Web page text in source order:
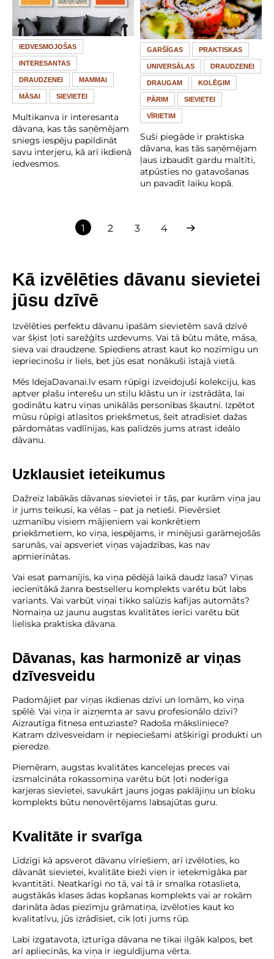
IEDVESMOJOŠAS
INTERESANTAS
DRAUDZENEI MAMMAI
MĀSAI SIEVIETEI
Multikanva ir interesanta
dāvana, kas tās saņēmējam
sniegs iespēju papildināt
savu interjeru, kā arī ikdienā
iedvesmos.
GARŠĪGAS PRAKTISKAS
UNIVERSĀLAS DRAUDZENEI
DRAUGAM KOLĒĢIM
PĀRIM SIEVIETEI
VĪRIETIM
Suši piegāde ir praktiska
dāvana, kas tās saņēmējam
ļaus izbaudīt gardu maltīti,
atpūsties no gatavošanas
un pavadīt laiku kopā.
1 2 3 4
Kā izvēlēties dāvanu sievietei
jūsu dzīvē
Izvēlēties perfektu dāvanu īpašām sievietēm savā dzīvē
var šķist ļoti sarežģīts uzdevums. Vai tā būtu māte, māsa,
sieva vai draudzene. Spiediens atrast kaut ko nozīmīgu un
iepriecinošu ir liels, bet jūs esat nonākuši īstajā vietā.
Mēs IdejaDavanai.lv esam rūpīgi izveidojuši kolekciju, kas
aptver plašu interešu un stilu klāstu un ir izstrādāta, lai
godinātu katru viņas unikālās personības šķautni. Izpētot
mūsu rūpīgi atlasītos priekšmetus, šeit atradīsiet dažas
pārdomātas vadlīnijas, kas palīdzēs jums atrast ideālo
dāvanu.
Uzklausiet ieteikumus
Dažreiz labākās dāvanas sievietei ir tās, par kurām viņa jau
ir jums teikusi, ka vēlas – pat ja netieši. Pievērsiet
uzmanību visiem mājieniem vai konkrētiem
priekšmetiem, ko viņa, iespējams, ir minējusi garāmejošās
sarunās, vai apsveriet viņas vajadzības, kas nav
apmierinātas.
Vai esat pamanījis, ka viņa pēdējā laikā daudz lasa? Viņas
iecienītākā žanra bestselleru komplekts varētu būt labs
variants. Vai varbūt viņai tikko salūzis kafijas automāts?
Nomaiņa uz jaunu augstas kvalitātes ierīci varētu būt
lieliska praktiska dāvana.
Dāvanas, kas harmonizē ar viņas
dzīvesveidu
Padomājiet par viņas ikdienas dzīvi un lomām, ko viņa
spēlē. Vai viņa ir aizņemta ar savu profesionālo dzīvi?
Aizrautīga fitnesa entuziaste? Radoša māksliniece?
Katram dzīvesveidam ir nepieciešami atšķirīgi produkti un
pieredze.
Piemēram, augstas kvalitātes kancelejas preces vai
izsmalcināta rokassomiņa varētu būt ļoti noderīga
karjeras sievietei, savukārt jauns jogas paklājiņu un bloku
komplekts būtu nenovērtējams labsajūtas guru.
Kvalitāte ir svarīga
Līdzīgi kā apsverot dāvanu vīriešiem, arī izvēloties, ko
dāvanāt sievietei, kvalitāte bieži vien ir ietekmīgāka par
kvantitāti. Neatkarīgi no tā, vai tā ir smalka rotaslieta,
augstākās klases ādas kopšanas komplekts vai ar rokām
darināta ādas piezīmju grāmatiņa, izvēloties kaut ko
kvalitatīvu, jūs izrādīsiet, cik ļoti jums rūp.
Labi izgatavota, izturīga dāvana ne tikai ilgāk kalpos, bet
arī apliecinās, ka viņa ir ieguldījuma vērta.